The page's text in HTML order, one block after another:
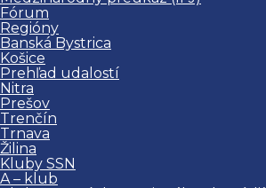
Fórum
Regióny
Banská Bystrica
Košice
Prehľad udalostí
Nitra
Prešov
Trenčín
Trnava
Žilina
Kluby SSN
A – klub